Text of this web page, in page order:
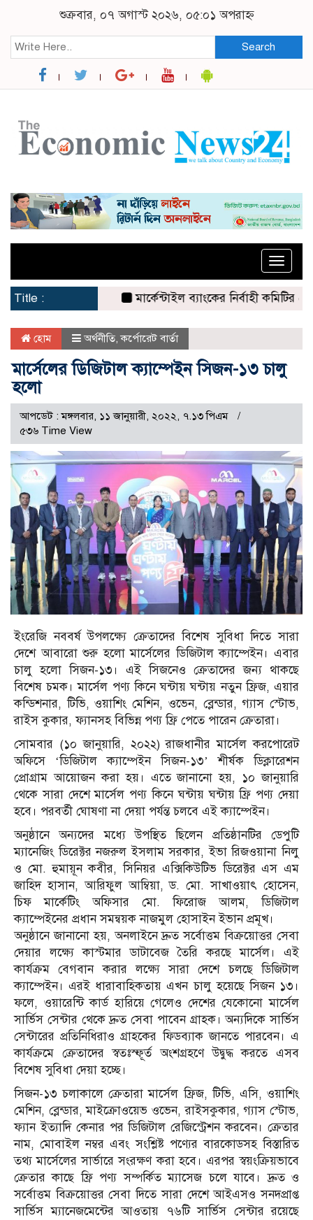
শুক্রবার, ০৭ অগাস্ট ২০২৬, ০৫:০১ অপরাহ্ন
Search
Toggle
Title :
মার্কেন্টাইল ব্যাংকের নির্বাহী কমিটির
হোম অর্থনীতি ,কর্পোরেট বার্তা
মার্সেলের ডিজিটাল ক্যাম্পেইন সিজন-১৩ চালু
হলো
আপডেট : মঙ্গলবার, ১১ জানুয়ারী, ২০২২, ৭.১৩ পিএম
৫৩৬ Time View
ইংরেজি নববর্ষ উপলক্ষ্যে ক্রেতাদের বিশেষ সুবিধা দিতে সারা
দেশে আবারো শুরু হলো মার্সেলের ডিজিটাল ক্যাম্পেইন। এবার
চালু হলো সিজন-১৩। এই সিজনেও ক্রেতাদের জন্য থাকছে
বিশেষ চমক। মার্সেল পণ্য কিনে ঘন্টায় ঘন্টায় নতুন ফ্রিজ, এয়ার
কন্ডিশনার, টিভি, ওয়াশিং মেশিন, ওভেন, ব্লেন্ডার, গ্যাস স্টোভ,
রাইস কুকার, ফ্যানসহ বিভিন্ন পণ্য ফ্রি পেতে পারেন ক্রেতারা।
সোমবার (১০ জানুয়ারি, ২০২২) রাজধানীর মার্সেল করপোরেট
অফিসে ‘ডিজিটাল ক্যাম্পেইন সিজন-১৩’ শীর্ষক ডিক্লারেশন
প্রোগ্রাম আয়োজন করা হয়। এতে জানানো হয়, ১০ জানুয়ারি
থেকে সারা দেশে মার্সেল পণ্য কিনে ঘন্টায় ঘন্টায় ফ্রি পণ্য দেয়া
হবে। পরবর্তী ঘোষণা না দেয়া পর্যন্ত চলবে এই ক্যাম্পেইন।
অনুষ্ঠানে অন্যদের মধ্যে উপস্থিত ছিলেন প্রতিষ্ঠানটির ডেপুটি
ম্যানেজিং ডিরেক্টর নজরুল ইসলাম সরকার, ইভা রিজওয়ানা নিলু
ও মো. হুমায়ূন কবীর, সিনিয়র এক্সিকিউটিভ ডিরেক্টর এস এম
জাহিদ হাসান, আরিফুল আম্বিয়া, ড. মো. সাখাওয়াৎ হোসেন,
চিফ মার্কেটিং অফিসার মো. ফিরোজ আলম, ডিজিটাল
ক্যাম্পেইনের প্রধান সমন্বয়ক নাজমুল হোসাইন ইভান প্রমূখ।
অনুষ্ঠানে জানানো হয়, অনলাইনে দ্রুত সর্বোত্তম বিক্রয়োত্তর সেবা
দেয়ার লক্ষ্যে কাস্টমার ডাটাবেজ তৈরি করছে মার্সেল। এই
কার্যক্রম বেগবান করার লক্ষ্যে সারা দেশে চলছে ডিজিটাল
ক্যাম্পেইন। এরই ধারাবাহিকতায় এখন চালু হয়েছে সিজন ১৩।
ফলে, ওয়ারেন্টি কার্ড হারিয়ে গেলেও দেশের যেকোনো মার্সেল
সার্ভিস সেন্টার থেকে দ্রুত সেবা পাবেন গ্রাহক। অন্যদিকে সার্ভিস
সেন্টারের প্রতিনিধিরাও গ্রাহকের ফিডব্যাক জানতে পারবেন। এ
কার্যক্রমে ক্রেতাদের স্বতঃস্ফূর্ত অংশগ্রহণে উদ্বুদ্ধ করতে এসব
বিশেষ সুবিধা দেয়া হচ্ছে।
সিজন-১৩ চলাকালে ক্রেতারা মার্সেল ফ্রিজ, টিভি, এসি, ওয়াশিং
মেশিন, ব্লেন্ডার, মাইক্রোওয়েভ ওভেন, রাইসকুকার, গ্যাস স্টোভ,
ফ্যান ইত্যাদি কেনার পর ডিজিটাল রেজিস্ট্রেশন করবেন। ক্রেতার
নাম, মোবাইল নম্বর এবং সংশ্লিষ্ট পণ্যের বারকোডসহ বিস্তারিত
তথ্য মার্সেলের সার্ভারে সংরক্ষণ করা হবে। এরপর স্বয়ংক্রিয়ভাবে
ক্রেতার কাছে ফ্রি পণ্য সম্পর্কিত ম্যাসেজ চলে যাবে। দ্রুত ও
সর্বোত্তম বিক্রয়োত্তর সেবা দিতে সারা দেশে আইএসও সনদপ্রাপ্ত
সার্ভিস ম্যানেজমেন্টের আওতায় ৭৬টি সার্ভিস সেন্টার রয়েছে